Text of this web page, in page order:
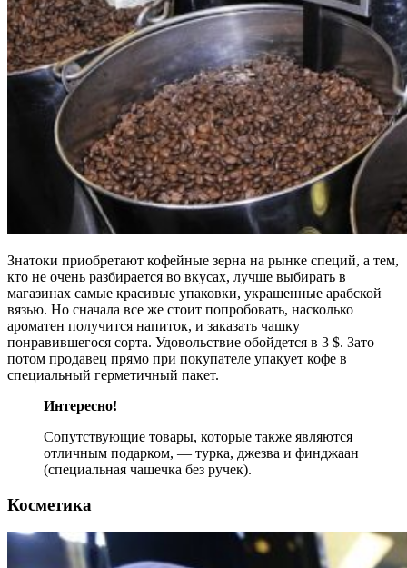
Знатоки приобретают кофейные зерна на рынке специй, а тем,
кто не очень разбирается во вкусах, лучше выбирать в
магазинах самые красивые упаковки, украшенные арабской
вязью. Но сначала все же стоит попробовать, насколько
ароматен получится напиток, и заказать чашку
понравившегося сорта. Удовольствие обойдется в 3 $. Зато
потом продавец прямо при покупателе упакует кофе в
специальный герметичный пакет.
Интересно!
Сопутствующие товары, которые также являются
отличным подарком, — турка, джезва и финджаан
(специальная чашечка без ручек).
Косметика